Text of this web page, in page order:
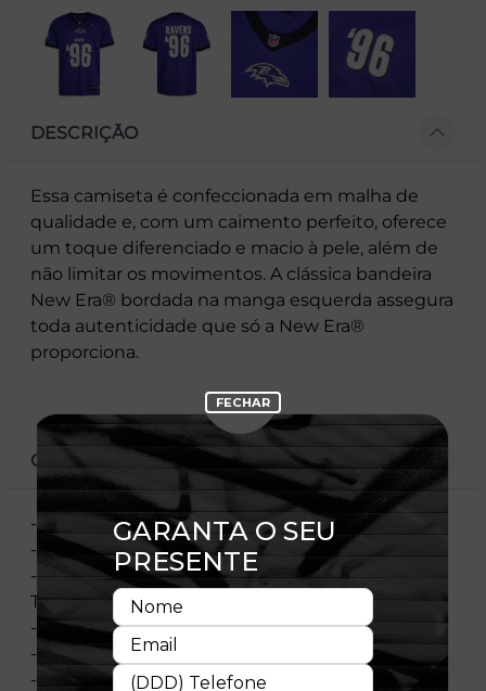
DESCRIÇÃO
Essa camiseta é confeccionada em malha de
qualidade e, com um caimento perfeito, oferece
um toque diferenciado e macio à pele, além de
não limitar os movimentos. A clássica bandeira
New Era® bordada na manga esquerda assegura
toda autenticidade que só a New Era®
proporciona.
CARACTERÍSTICAS
- Escudos Em Etiqueta Bordada
- Flag Bordada
- Estampa Frontal na Manga E Traseira Em
Transfer
- Material: Closed Mesh
- Composição: 100% Poliéster
- Importado